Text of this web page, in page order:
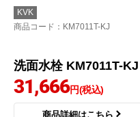
シングルレバー混合水
栓 洗面水栓 RLF-402 工
事費込